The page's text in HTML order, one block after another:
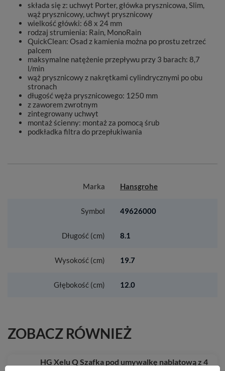
składa się z: uchwyt Porter, główka prysznicowa, Slim,
wąż prysznicowy, uchwyt prysznicowy
wielkość główki: 68 x 24 mm
rodzaj strumienia: Rain, MonoRain
QuickClean: Osad z kamienia można po prostu zetrzeć
palcem
maksymalne natężenie przepływu przy 3 barach: 8,7
l/min
wąż prysznicowy z nakrętkami cylindrycznymi po obu
stronach
długość węża prysznicowego: 1250 mm
z zaworem zwrotnym
zintegrowany uchwyt
montaż ścienny: montaż za pomocą śrub
podkładka filtra do przepłukiwania
Marka Hansgrohe
Symbol 49626000
Długość (cm) 8.1
Wysokość (cm) 19.7
Głębokość (cm) 12.0
ZOBACZ RÓWNIEŻ
HG Xelu Q Szafka pod umywalkę nablatową z 4